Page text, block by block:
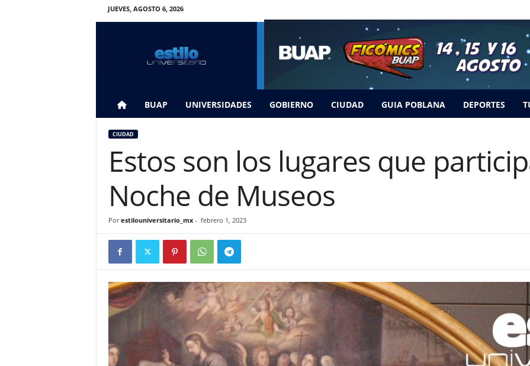
JUEVES, AGOSTO 6, 2026
BUAP UNIVERSIDADES GOBIERNO CIUDAD GUIA POBLANA DEPORTES
CIUDAD
Estos son los lugares que
Noche de Museos
Por estilouniversitario_mx- febrero 1, 2023